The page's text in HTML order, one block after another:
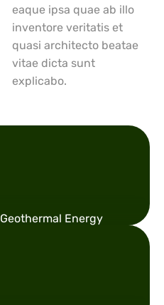
eaque ipsa quae ab illo
inventore veritatis et
quasi architecto beatae
vitae dicta sunt
explicabo.
Geothermal Energy